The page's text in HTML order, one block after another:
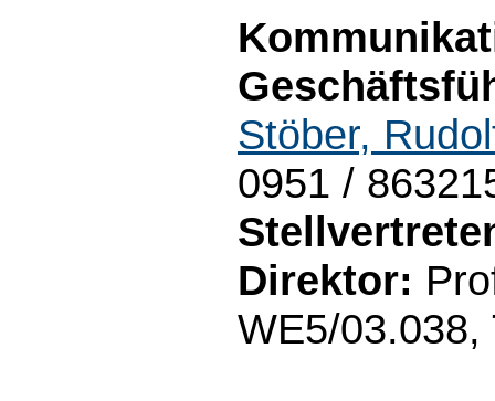
Stöber,
0951 /
Direktor:
WE5/03.038,